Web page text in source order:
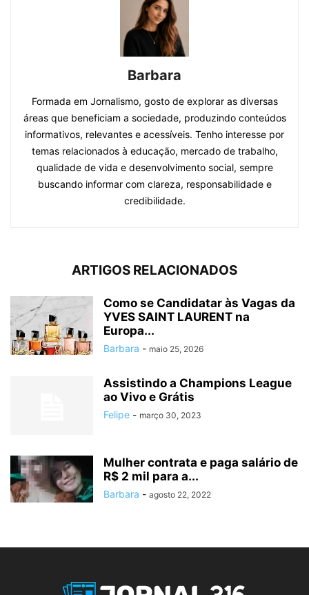
Barbara
Formada em Jornalismo, gosto de explorar as diversas
áreas que beneficiam a sociedade, produzindo conteúdos
informativos, relevantes e acessíveis. Tenho interesse por
temas relacionados à educação, mercado de trabalho,
qualidade de vida e desenvolvimento social, sempre
buscando informar com clareza, responsabilidade e
credibilidade.
ARTIGOS RELACIONADOS
Como se Candidatar às Vagas da
YVES SAINT LAURENT na
Europa...
Barbara - maio 25, 2026
Assistindo a Champions League
ao Vivo e Grátis
Felipe - março 30, 2023
Mulher contrata e paga salário de
R$ 2 mil para a...
Barbara - agosto 22, 2022